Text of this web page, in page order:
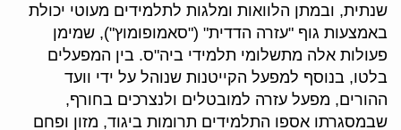
שנתית, ובמתן הלוואות ומלגות לתלמידים מעוטי יכולת
באמצעות גוף "עזרה הדדית" ("סאמופומוץ"), שמימן
פעולות אלה מתשלומי תלמידי ביה"ס. בין המפעלים
בלטו, בנוסף למפעל הקייטנות שנוהל על ידי וועד
ההורים, מפעל עזרה למובטלים ולנצרכים בחורף,
שבמסגרתו אספו התלמידים תרומות ביגוד, מזון ופחם